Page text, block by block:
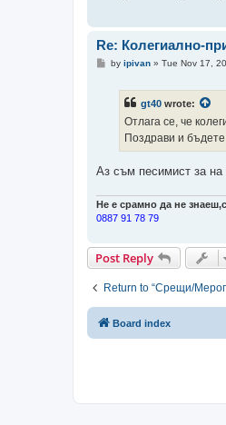
Re: Колегиално-
Pby ipivan» Tue Nov 17,
gt40 wrote:
Отлага се, че
Поздрави и
Аз съм песимист за
Не е срамно да не
0887 91 78 79
Post Reply
Return to “Срещи/
Board index